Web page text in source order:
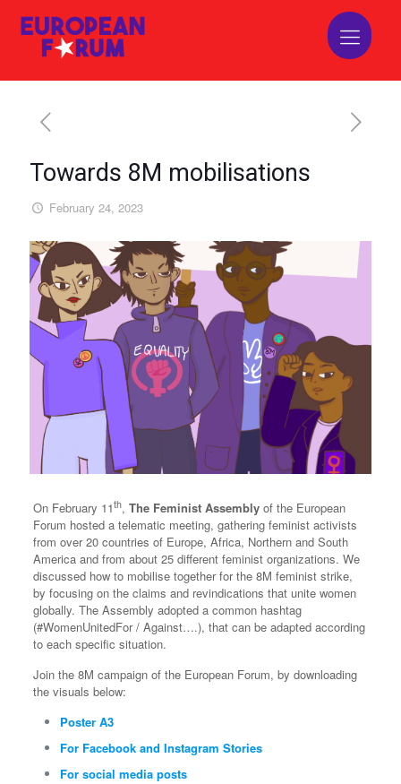
Towards 8M mobilisations
February 24, 2023
On February 11th, The Feminist Assembly of the European
Forum hosted a telematic meeting, gathering feminist activists
from over 20 countries of Europe, Africa, Northern and South
America and from about 25 different feminist organizations. We
discussed how to mobilise together for the 8M feminist strike,
by focusing on the claims and revindications that unite women
globally. The Assembly adopted a common hashtag
(#WomenUnitedFor / Against….), that can be adapted according
to each specific situation.
Join the 8M campaign of the European Forum, by downloading
the visuals below:
Poster A3
For Facebook and Instagram Stories
For social media posts